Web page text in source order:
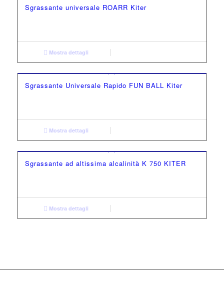
Sgrassante universale ROARR Kiter
Mostra dettagli
Sgrassante Universale Rapido FUN BALL Kiter
Mostra dettagli
Sgrassante ad altissima alcalinità K 750 KITER
Mostra dettagli